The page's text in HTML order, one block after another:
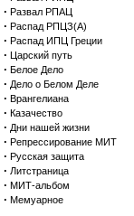
· Развал РПАЦ
· Распад РПЦЗ(А)
· Распад ИПЦ Греции
· Царский путь
· Белое Дело
· Дело о Белом Деле
· Врангелиана
· Казачество
· Дни нашей жизни
· Репрессирование МИТ
· Русская защита
· Литстраница
· МИТ-альбом
· Мемуарное